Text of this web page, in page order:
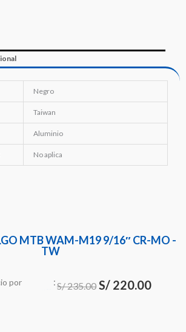
Negro
Taiwan
Aluminio
No aplica
MTB WAM-M19 9/16″ CR-MO -
TW
por :S/235.00 El
S/ 220.00El